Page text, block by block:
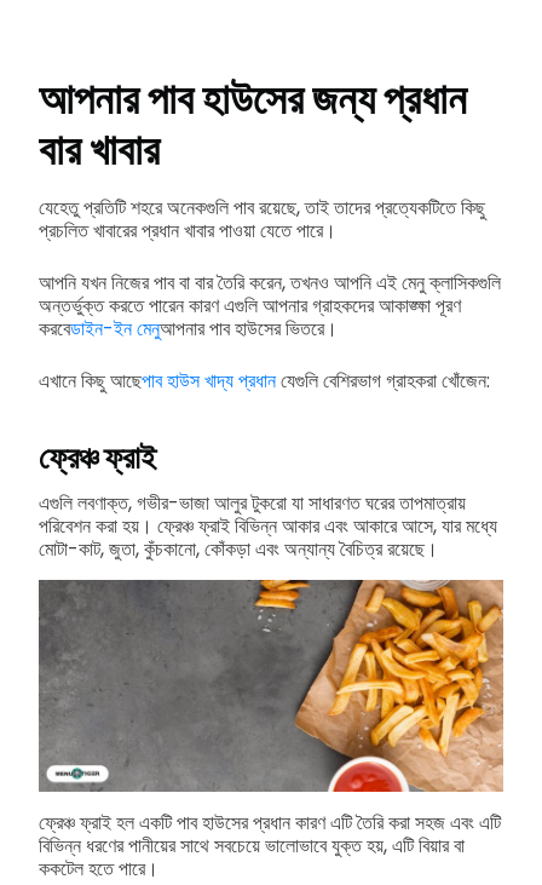
আপনার পাব হাউসের জন্য প্রধান
বার খাবার
যেহেতু প্রতিটি শহরে অনেকগুলি পাব রয়েছে, তাই তাদের প্রত্যেকটিতে কিছু
প্রচলিত খাবারের প্রধান খাবার পাওয়া যেতে পারে।
আপনি যখন নিজের পাব বা বার তৈরি করেন, তখনও আপনি এই মেনু ক্লাসিকগুলি
অন্তর্ভুক্ত করতে পারেন কারণ এগুলি আপনার গ্রাহকদের আকাঙ্ক্ষা পূরণ
করবেডাইন-ইন মেনুআপনার পাব হাউসের ভিতরে।
এখানে কিছু আছেপাব হাউস খাদ্য প্রধানযেগুলি বেশিরভাগ গ্রাহকরা খোঁজেন:
ফ্রেঞ্চ ফ্রাই
এগুলি লবণাক্ত, গভীর-ভাজা আলুর টুকরো যা সাধারণত ঘরের তাপমাত্রায়
পরিবেশন করা হয়। ফ্রেঞ্চ ফ্রাই বিভিন্ন আকার এবং আকারে আসে, যার মধ্যে
মোটা-কাট, জুতা, কুঁচকানো, কোঁকড়া এবং অন্যান্য বৈচিত্র রয়েছে।
ফ্রেঞ্চ ফ্রাই হল একটি পাব হাউসের প্রধান কারণ এটি তৈরি করা সহজ এবং এটি
বিভিন্ন ধরণের পানীয়ের সাথে সবচেয়ে ভালোভাবে যুক্ত হয়, এটি বিয়ার বা
ককটেল হতে পারে।